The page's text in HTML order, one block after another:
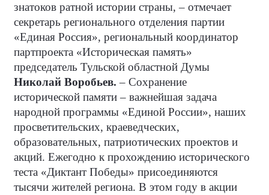
знатоков ратной истории страны, – отмечает
секретарь регионального отделения партии
«Единая Россия», региональный координатор
партпроекта «Историческая память»
председатель Тульской областной Думы
Николай Воробьев. – Сохранение
исторической памяти – важнейшая задача
народной программы «Единой России», наших
просветительских, краеведческих,
образовательных, патриотических проектов и
акций. Ежегодно к прохождению исторического
теста «Диктант Победы» присоединяются
тысячи жителей региона. В этом году в акции